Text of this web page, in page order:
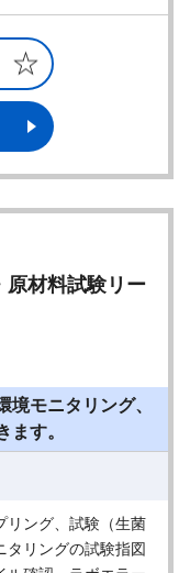
原材料試験リー
モニタリング、
ます。
リング、試験（生菌
タリングの試験指図